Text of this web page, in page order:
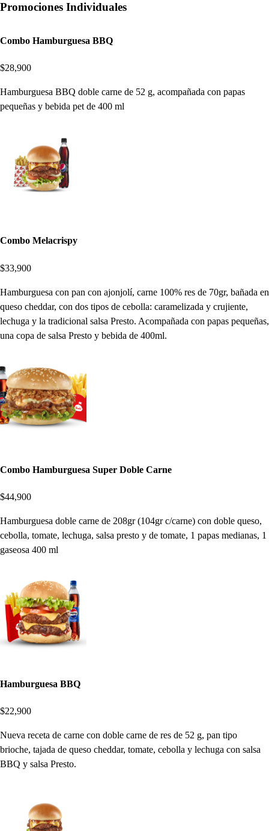
Promociones Individuales
Combo Hamburguesa BBQ
$28,900
Hamburguesa BBQ doble carne de 52 g, acompañada con papas
pequeñas y bebida pet de 400 ml
Combo Melacrispy
$33,900
Hamburguesa con pan con ajonjolí, carne 100% res de 70gr, bañada en
queso cheddar, con dos tipos de cebolla: caramelizada y crujiente,
lechuga y la tradicional salsa Presto. Acompañada con papas pequeñas,
una copa de salsa Presto y bebida de 400ml.
Combo Hamburguesa Super Doble Carne
$44,900
Hamburguesa doble carne de 208gr (104gr c/carne) con doble queso,
cebolla, tomate, lechuga, salsa presto y de tomate, 1 papas medianas, 1
gaseosa 400 ml
Hamburguesa BBQ
$22,900
Nueva receta de carne con doble carne de res de 52 g, pan tipo
brioche, tajada de queso cheddar, tomate, cebolla y lechuga con salsa
BBQ y salsa Presto.